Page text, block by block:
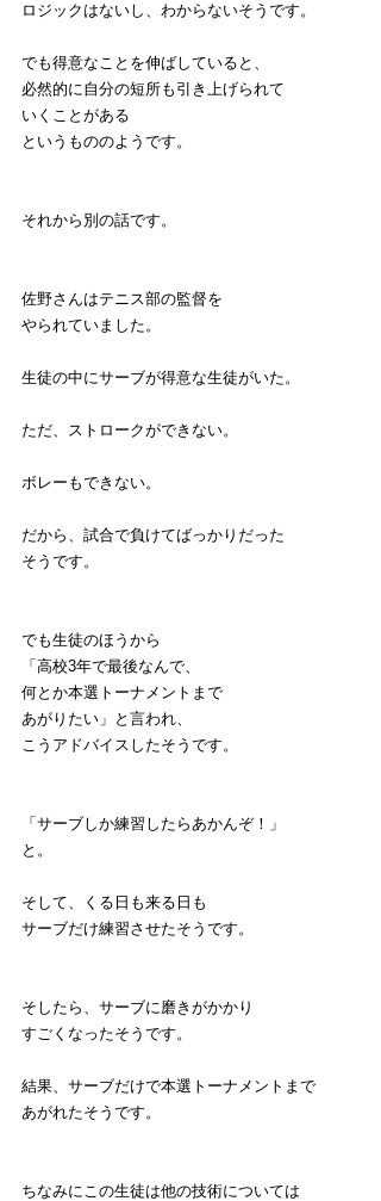
ロジックはないし、わからないそうです。
でも得意なことを伸ばしていると、
必然的に自分の短所も引き上げられて
いくことがある
というもののようです。
それから別の話です。
佐野さんはテニス部の監督を
やられていました。
生徒の中にサーブが得意な生徒がいた。
ただ、ストロークができない。
ボレーもできない。
だから、試合で負けてばっかりだった
そうです。
でも生徒のほうから
「高校3年で最後なんで、
何とか本選トーナメントまで
あがりたい」と言われ、
こうアドバイスしたそうです。
「サーブしか練習したらあかんぞ！」
と。
そして、くる日も来る日も
サーブだけ練習させたそうです。
そしたら、サーブに磨きがかかり
すごくなったそうです。
結果、サーブだけで本選トーナメントまで
あがれたそうです。
ちなみにこの生徒は他の技術については